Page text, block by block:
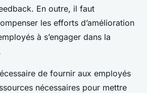
En outre, il faut
les efforts d’amélioration
à s’engager dans la
de fournir aux employés
nécessaires pour mettre